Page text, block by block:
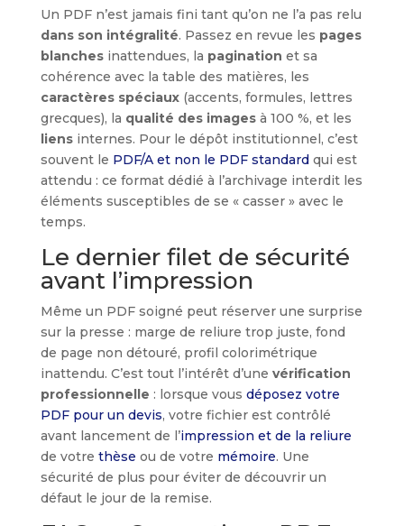
Un PDF n’est jamais fini tant qu’on ne l’a pas relu
dans son intégralité. Passez en revue les pages
blanchesinattendues, la pagination et sa
cohérence avec la table des matières, les
caractères spéciaux(accents, formules, lettres
grecques), la qualité des imagesà 100 %, et les
liensinternes. Pour le dépôt institutionnel, c’est
souvent le PDF/A et non le PDF standardqui est
attendu : ce format dédié à l’archivage interdit les
éléments susceptibles de se « casser » avec le
temps.
Le dernier filet de sécurité
avant l’impression
Même un PDF soigné peut réserver une surprise
sur la presse : marge de reliure trop juste, fond
de page non détouré, profil colorimétrique
inattendu. C’est tout l’intérêt d’une vérification
professionnelle : lorsque vous déposez votre
PDF pour un devis, votre fichier est contrôlé
avant lancement de l’impression et de la reliure
de votre thèse ou de votre mémoire. Une
sécurité de plus pour éviter de découvrir un
défaut le jour de la remise.